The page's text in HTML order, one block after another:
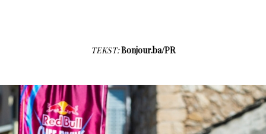
TEKST:Bonjour.ba/PR